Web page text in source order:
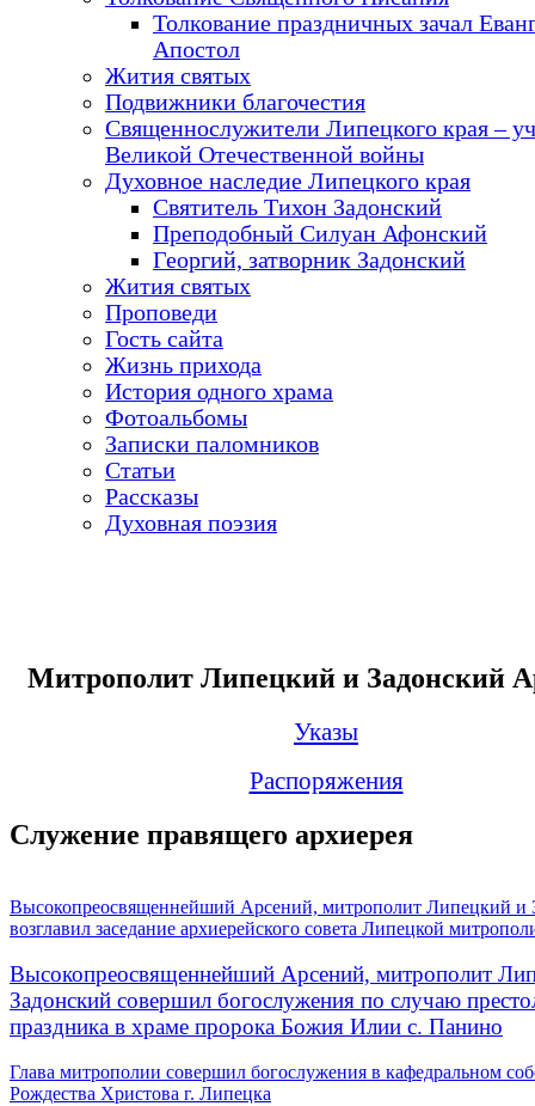
Толкование праздничных зачал
Апостол
Жития святых
Подвижники благочестия
Священнослужители Липецкого края –
Великой Отечественной войны
Духовное наследие Липецкого края
Святитель Тихон Задонский
Преподобный Силуан Афонский
Георгий, затворник Задонский
Жития святых
Проповеди
Гость сайта
Жизнь прихода
История одного храма
Фотоальбомы
Записки паломников
Статьи
Рассказы
Духовная поэзия
Митрополит Липецкий и Задонский
Указы
Распоряжения
Служение правящего архиерея
Высокопреосвященнейший Арсений, митрополит Липецкий и
возглавил заседание архиерейского совета Липецкой
Высокопреосвященнейший Арсений, митрополит
Задонский совершил богослужения по случаю
праздника в храме пророка Божия Илии с. Панино
Глава митрополии совершил богослужения в кафедральном
Рождества Христова г. Липецка